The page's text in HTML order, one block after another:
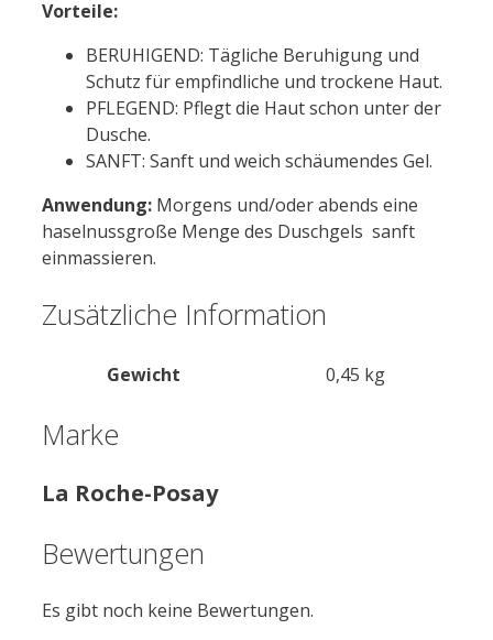
Vorteile:
BERUHIGEND: Tägliche Beruhigung und
Schutz für empfindliche und trockene Haut.
PFLEGEND: Pflegt die Haut schon unter der
Dusche.
SANFT: Sanft und weich schäumendes Gel.
Anwendung: Morgens und/oder abends eine
haselnussgroße Menge des Duschgels sanft
einmassieren.
Zusätzliche Information
Gewicht 0,45 kg
Marke
La Roche-Posay
Bewertungen
Es gibt noch keine Bewertungen.